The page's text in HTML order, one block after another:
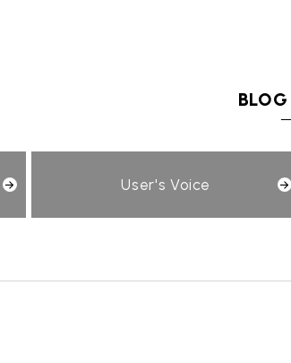
User's Voice